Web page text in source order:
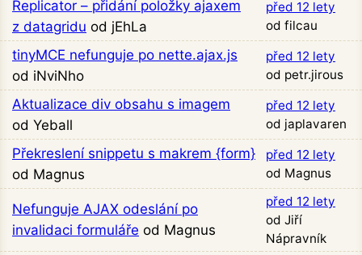
Replicator – přidání položky ajaxem
z datagridu od jEhLa
před 12 lety
od filcau
tinyMCE nefunguje po nette.ajax.js
od iNviNho
před 12 lety
od petr.jirous
Aktualizace div obsahu s imagem
od Yeball
před 12 lety
od japlavaren
Překreslení snippetu s makrem {form}
od Magnus
před 12 lety
od Magnus
Nefunguje AJAX odeslání po
invalidaci formuláře od Magnus
před 12 lety
od Jiří
Nápravník